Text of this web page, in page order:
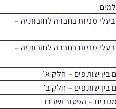
מניות בחברה לחובותיה –
מניות בחברה לחובותיה –
בין שותפים – חלק א’
בין שותפים – חלק ב’
– הפטור ושברו